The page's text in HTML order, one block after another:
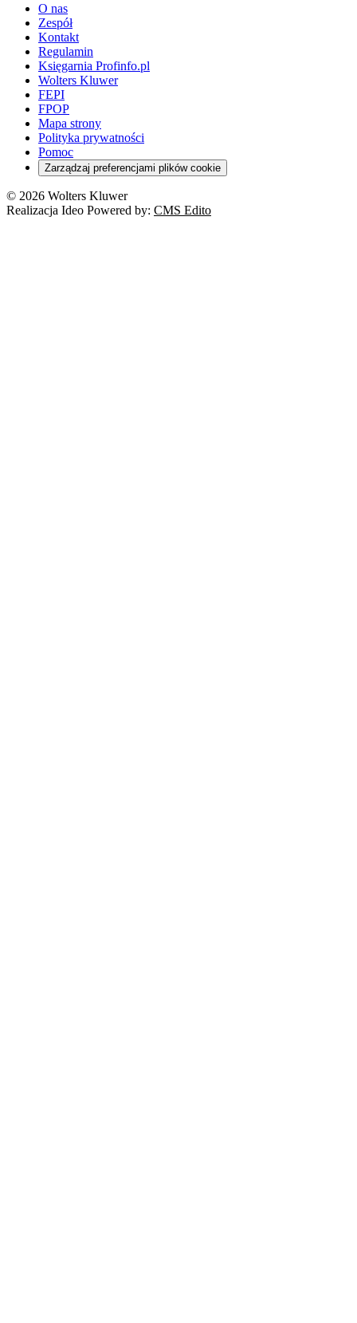
O nas
Zespół
Kontakt
Regulamin
Księgarnia Profinfo.pl
Wolters Kluwer
FEPI
FPOP
Mapa strony
Polityka prywatności
Pomoc
Zarządzaj preferencjami plików cookie
© 2026 Wolters Kluwer
Realizacja Ideo Powered by: CMS Edito